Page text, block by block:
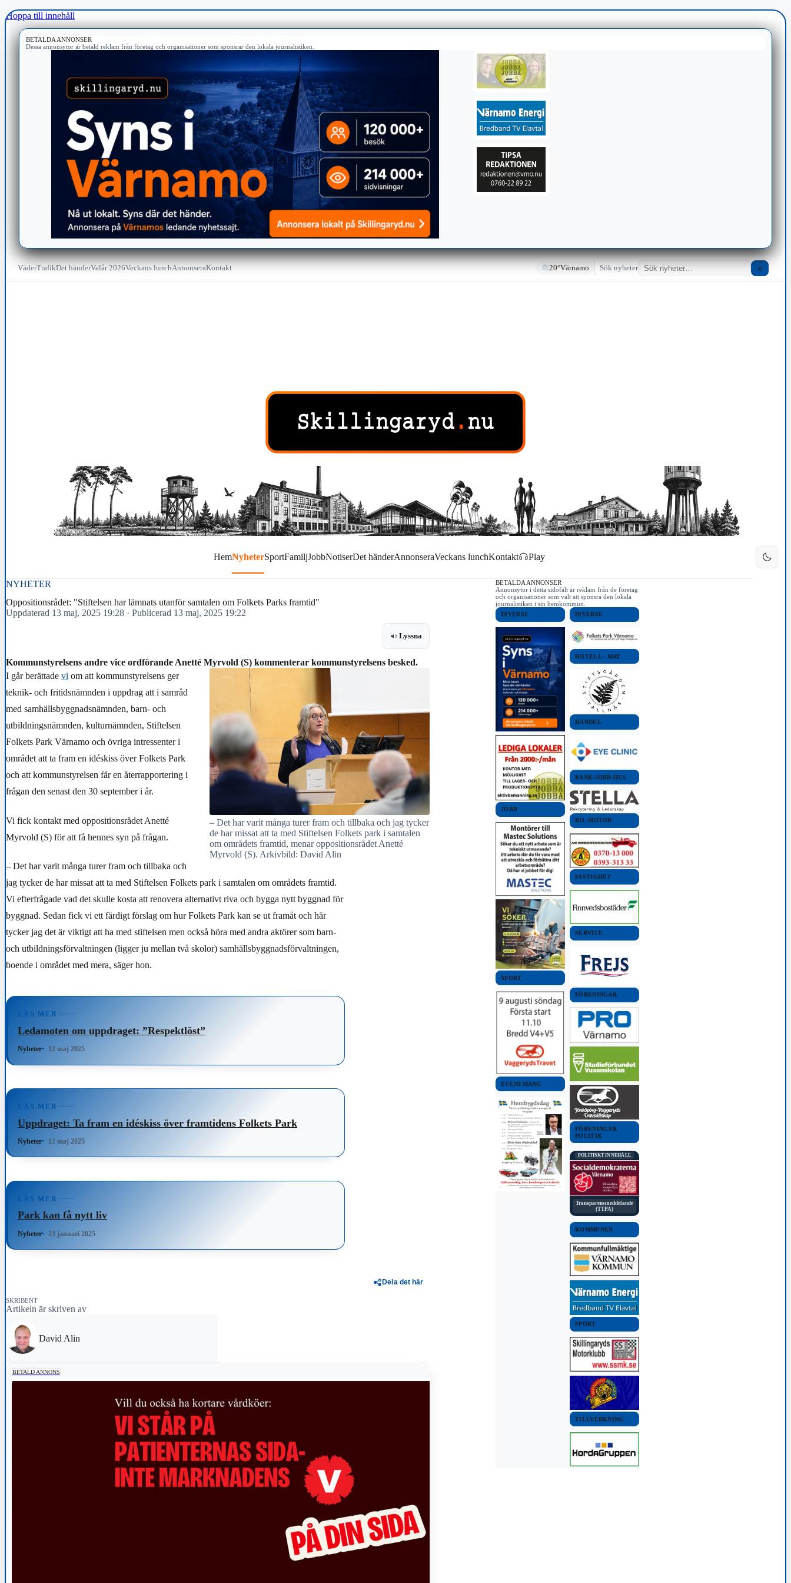
Hoppa till innehåll
BETALDA ANNONSER
Dessa annonsytor är betald reklam från företag och organisationer som sponsrar den lokala journalistiken.
VäderTrafikDet händerValår 2026Veckans lunchAnnonseraKontakt 20°Värnamo Sök nyheter ⌕
HemNyheterSportFamiljJobbNotiserDet händerAnnonseraVeckans lunchKontakt Play
NYHETER
Oppositionsrådet: "Stiftelsen har lämnats utanför samtalen om Folkets Parks framtid"
Uppdaterad 13 maj, 2025 19:28 · Publicerad 13 maj, 2025 19:22
Lyssna
Kommunstyrelsens andre vice ordförande Anetté Myrvold (S) kommenterar kommunstyrelsens besked.
– Det har varit många turer fram och tillbaka och jag tycker
de har missat att ta med Stiftelsen Folkets park i samtalen
om områdets framtid, menar oppositionsrådet Anetté
Myrvold (S). Arkivbild: David Alin
I går berättade vi om att kommunstyrelsens ger
teknik- och fritidsnämnden i uppdrag att i samråd
med samhällsbyggnadsnämnden, barn- och
utbildningsnämnden, kulturnämnden, Stiftelsen
Folkets Park Värnamo och övriga intressenter i
området att ta fram en idéskiss över Folkets Park
och att kommunstyrelsen får en återrapportering i
frågan den senast den 30 september i år.
Vi fick kontakt med oppositionsrådet Anetté
Myrvold (S) för att få hennes syn på frågan.
– Det har varit många turer fram och tillbaka och
jag tycker de har missat att ta med Stiftelsen Folkets park i samtalen om områdets framtid.
Vi efterfrågade vad det skulle kosta att renovera alternativt riva och bygga nytt byggnad för
byggnad. Sedan fick vi ett färdigt förslag om hur Folkets Park kan se ut framåt och här
tycker jag det är viktigt att ha med stiftelsen men också höra med andra aktörer som barn-
och utbildningsförvaltningen (ligger ju mellan två skolor) samhällsbyggnadsförvaltningen,
boende i området med mera, säger hon.
LÄS MER
Ledamoten om uppdraget: ”Respektlöst”
Nyheter 12 maj 2025
LÄS MER
Uppdraget: Ta fram en idéskiss över framtidens Folkets Park
Nyheter 12 maj 2025
LÄS MER
Park kan få nytt liv
Nyheter 23 januari 2025
Dela det här
SKRIBENT
Artikeln är skriven av
David Alin
BETALD ANNONS
BETALDA ANNONSER
Annonsytor i detta sidofält är reklam från de företag
och organisationer som valt att sponsra den lokala
journalistiken i sin hemkommun.
DIVERSE
JOBB
SPORT
EVENEMANG
DIVERSE
HOTELL - MAT
HANDEL
BANK-JOBB-HUS
BIL-MOTOR
FASTIGHET
SERVICE
FÖRENINGAR
FÖRENINGAR
POLITIK
POLITISKT INNEHÅLL
Transparensmeddelande
(TTPA)
KOMMUNEN
SPORT
TILLVERKNING